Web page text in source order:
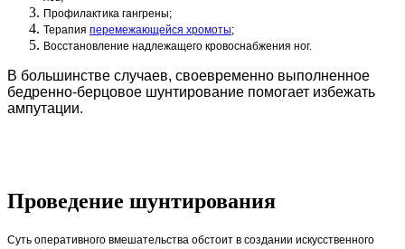
Профилактика гангрены;
Терапия перемежающейся хромоты;
Восстановление надлежащего кровоснабжения ног.
В большинстве случаев, своевременно выполненное
бедренно-берцовое шунтирование помогает избежать
ампутации.
Проведение шунтирования
Суть оперативного вмешательства обстоит в создании искусственного